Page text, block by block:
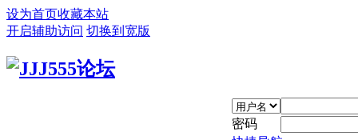
设为首页收藏本站
开启辅助访问 切换到宽版
密码